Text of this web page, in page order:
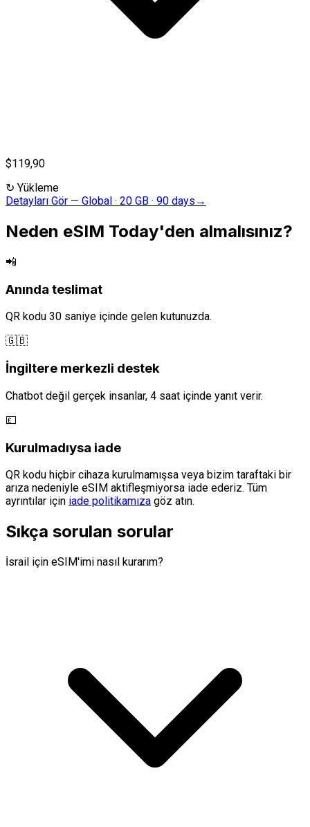
$119,90
↻ Yükleme
Detayları Gör — Global · 20 GB · 90 days →
Neden eSIM Today'den almalısınız?
📲
Anında teslimat
QR kodu 30 saniye içinde gelen kutunuzda.
🇬🇧
İngiltere merkezli destek
Chatbot değil gerçek insanlar, 4 saat içinde yanıt verir.
💷
Kurulmadıysa iade
QR kodu hiçbir cihaza kurulmamışsa veya bizim taraftaki bir
arıza nedeniyle eSIM aktifleşmiyorsa iade ederiz. Tüm
ayrıntılar için iade politikamıza göz atın.
Sıkça sorulan sorular
İsrail için eSIM'imi nasıl kurarım?